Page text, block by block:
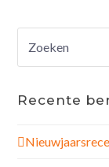
Recente